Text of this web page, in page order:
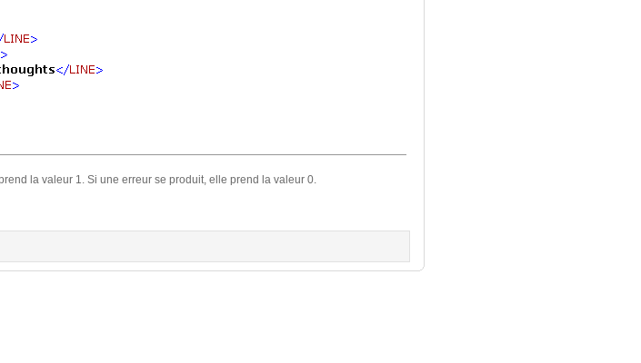
la valeur 1. Si une erreur se produit, elle prend la valeur 0.